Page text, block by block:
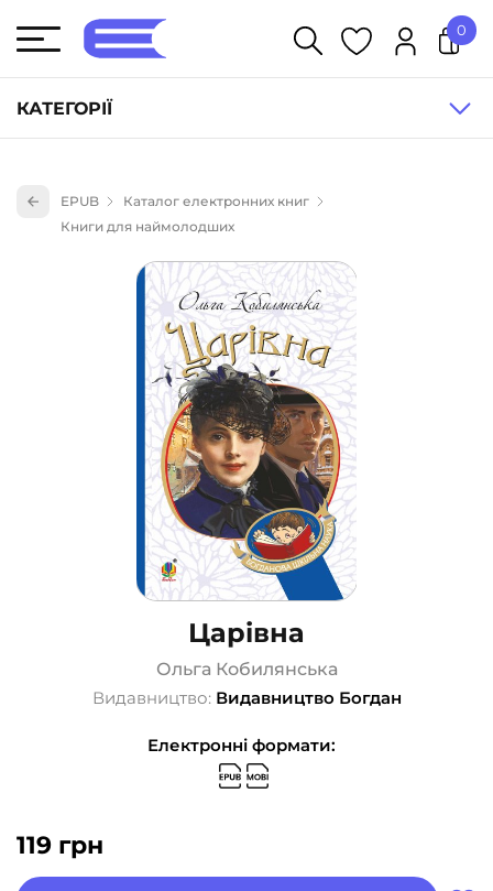
КАТЕГОРІЇ
Книги для дітей (833)
Науково-популярна література (1015)
Навчальна література та посібники (527)
Енциклопедії, довідники, словники (55)
Подарункові сертифікати (1)
0
EPUB
Каталог електронних книг
Книги для наймолодших
Царівна
Ольга Кобилянська
Видавництво: Видавництво Богдан
Електронні формати:
119 грн